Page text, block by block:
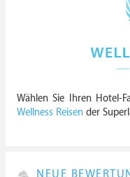
Wählen Sie Ihren Hotel-
Wellness Reisen der